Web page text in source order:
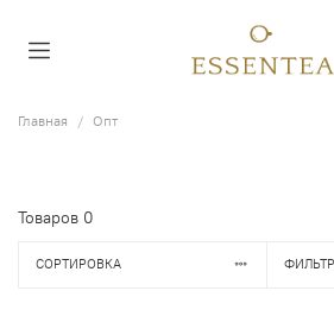
Главная Опт
Товаров 0
СОРТИРОВКА